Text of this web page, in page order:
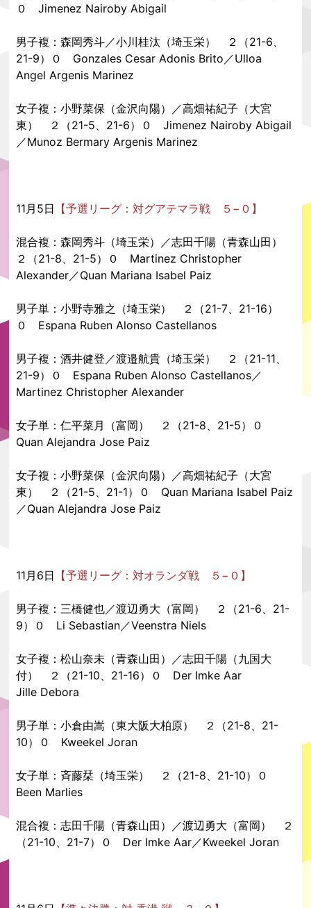
０ Jimenez Nairoby Abigail
男子複：森岡秀斗／小川桂汰（埼玉栄） ２（21-6、
21-9）０ Gonzales Cesar Adonis Brito／Ulloa
Angel Argenis Marinez
女子複：小野菜保（金沢向陽）／高畑祐紀子（大宮
東） ２（21-5、21-6）０ Jimenez Nairoby Abigail
／Munoz Bermary Argenis Marinez
11月5日 【予選リーグ：対グアテマラ戦 ５−０】
混合複：森岡秀斗（埼玉栄）／志田千陽（青森山田）
２（21-8、21-5）０ Martinez Christopher
Alexander／Quan Mariana Isabel Paiz
男子単：小野寺雅之（埼玉栄） ２（21-7、21-16）
０ Espana Ruben Alonso Castellanos
男子複：酒井健登／渡邉航貴（埼玉栄） ２（21-11、
21-9）０ Espana Ruben Alonso Castellanos／
Martinez Christopher Alexander
女子単：仁平菜月（富岡） ２（21-8、21-5）０
Quan Alejandra Jose Paiz
女子複：小野菜保（金沢向陽）／高畑祐紀子（大宮
東） ２（21-5、21-1）０ Quan Mariana Isabel Paiz
／Quan Alejandra Jose Paiz
11月6日 【予選リーグ：対オランダ戦 ５−０】
男子複：三橋健也／渡辺勇大（富岡） ２（21-6、21-
9）０ Li Sebastian／Veenstra Niels
女子複：松山奈未（青森山田）／志田千陽（九国大
付） ２（21-10、21-16）０ Der Imke Aar
Jille Debora
男子単：小倉由嵩（東大阪大柏原） ２（21-8、21-
10）０ Kweekel Joran
女子単：斉藤栞（埼玉栄） ２（21-8、21-10）０
Been Marlies
混合複：志田千陽（青森山田）／渡辺勇大（富岡） ２
（21-10、21-7）０ Der Imke Aar／Kweekel Joran